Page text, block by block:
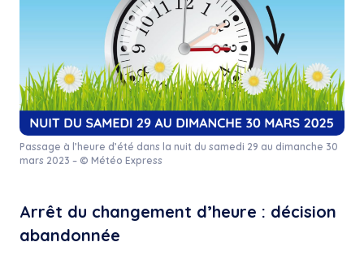
Passage à l’heure d’été dans la nuit du samedi 29 au dimanche 30
mars 2023 – © Météo Express
Arrêt du changement d’heure : décision
abandonnée